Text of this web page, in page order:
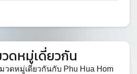
ดหมู่เดี่ยวกัน
ดหมู่เดี่ยวกันกับ Phu Hua Hom